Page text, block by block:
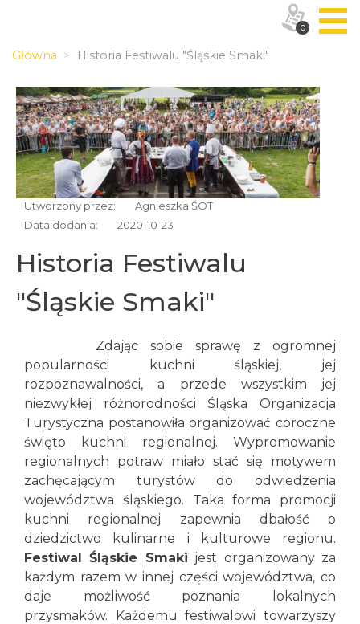
Główna Historia Festiwalu "Śląskie Smaki"
Utworzony przez:
Agnieszka ŚOT
Data dodania:
2020-10-23
Historia Festiwalu
"Śląskie Smaki"
Zdając sobie sprawę z ogromnej
popularności kuchni śląskiej, jej
rozpoznawalności, a przede wszystkim jej
niezwykłej różnorodności Śląska Organizacja
Turystyczna postanowiła organizować coroczne
święto kuchni regionalnej. Wypromowanie
regionalnych potraw miało stać się motywem
zachęcającym turystów do odwiedzenia
województwa śląskiego. Taka forma promocji
kuchni regionalnej zapewnia dbałość o
dziedzictwo kulinarne i kulturowe regionu.
Festiwal Śląskie Smaki jest organizowany za
każdym razem w innej części województwa, co
daje możliwość poznania lokalnych
przysmaków. Każdemu festiwalowi towarzyszy
0